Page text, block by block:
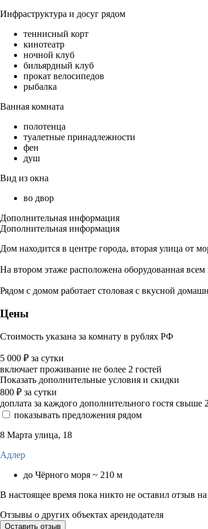
Инфраструктура и досуг рядом
теннисный корт
кинотеатр
ночной клуб
бильярдный клуб
прокат велосипедов
рыбалка
Ванная комната
полотенца
туалетные принадлежности
фен
душ
Вид из окна
во двор
Дополнительная информация
Дополнительная информация
Дом находится в центре города, вторая улица от
На втором этаже расположена оборудованная
Рядом с домом работает столовая с вкусной
Цены
Стоимость указана за комнату в рублях РФ
5 000 ₽ за сутки
включает проживание не более 2 гостей
Показать дополнительные условия и скидки
800 ₽ за сутки
доплата за каждого дополнительного гостя свыше 2
показывать предложения рядом
8 Марта улица, 18
Адлер
до Чёрного моря ~ 210 м
В настоящее время пока никто не оставил отзыв
Отзывы о других объектах арендодателя
Оставить отзыв